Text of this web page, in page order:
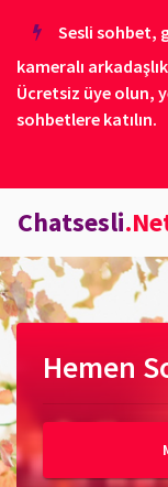
Sesli sohbet,
kameralı
Ücretsiz üye olun,
sohbetlere katılın.
Chatsesli
Hemen